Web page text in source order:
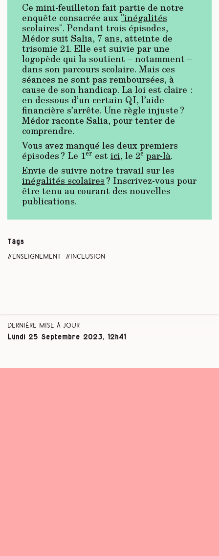
Ce mini-feuilleton fait partie de notre
enquête consacrée aux "inégalités
scolaires". Pendant trois épisodes,
Médor suit Salia, 7 ans, atteinte de
trisomie 21. Elle est suivie par une
logopède qui la soutient – notamment –
dans son parcours scolaire. Mais ces
séances ne sont pas remboursées, à
cause de son handicap. La loi est claire :
en dessous d’un certain QI, l’aide
financière s’arrête. Une règle injuste ?
Médor raconte Salia, pour tenter de
comprendre.
Vous avez manqué les deux premiers
épisodes ? Le 1er est ici, le 2e par-là.
Envie de suivre notre travail sur les
inégalités scolaires? Inscrivez-vous pour
être tenu au courant des nouvelles
publications.
Tags
enseignement inclusion
Dernière mise à jour
Lundi 25 Septembre 2023, 12h41